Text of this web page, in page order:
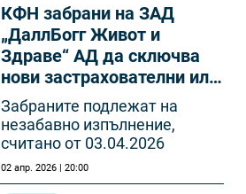
КФН забрани на ЗАД
„ДаллБогг Живот и
Здраве“ АД да сключва
нови застрахователни или
презастрахователни
договори
Забраните подлежат на
незабавно изпълнение,
считано от 03.04.2026
02 апр. 2026 | 20:00